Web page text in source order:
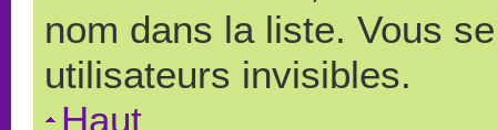
nom dans la liste. Vous
utilisateurs invisibles.
Haut